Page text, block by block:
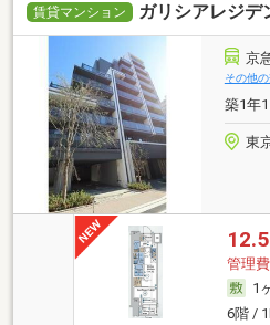
賃貸マンション ガリシアレジデ
京
その他
築1年
東
管理
1
6階 /